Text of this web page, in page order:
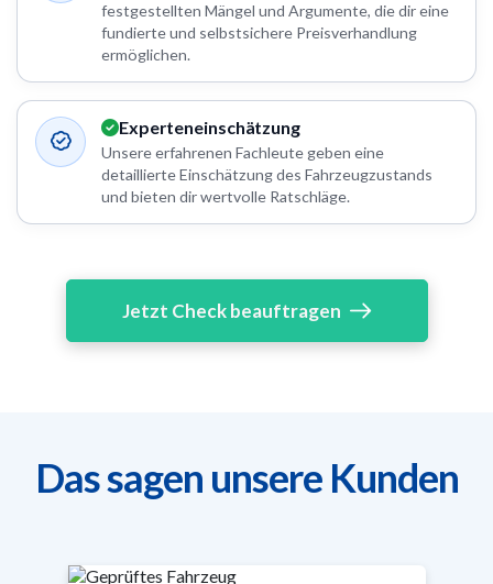
festgestellten Mängel und Argumente, die dir eine
fundierte und selbstsichere Preisverhandlung
ermöglichen.
Experteneinschätzung
Unsere erfahrenen Fachleute geben eine
detaillierte Einschätzung des Fahrzeugzustands
und bieten dir wertvolle Ratschläge.
Jetzt Check beauftragen
Das sagen unsere Kunden